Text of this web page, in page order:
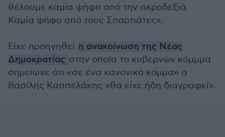
θέλουμε καμία ψήφο από την ακροδεξιά.
Καμία ψήφο από τους Σπαρτιάτες».
Είχε προηγηθεί η ανακοίνωση της Νέας
Δημοκρατίας στην οποία το κυβερνών κόμμμα
σημείωνε ότι «σε ένα κανονικό κόμμα» ο
Βασίλης Κασσελάκης «θα είχε ήδη διαγραφεί».